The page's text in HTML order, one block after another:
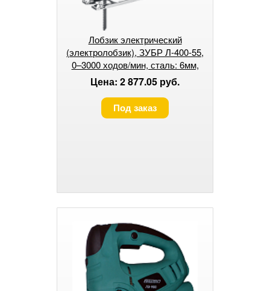
Лобзик электрический
(электролобзик), ЗУБР Л-400-55,
0–3000 ходов/мин, сталь: 6мм,
дерево: 55мм, 400
Цена: 2 877.05 руб.
Под заказ